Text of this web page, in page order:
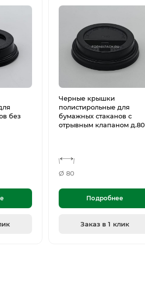
без
Черные крышки
полистирольные для
бумажных стаканов с
отрывным клапаном д.80
Ø 80
Подробнее
Заказ в 1 клик